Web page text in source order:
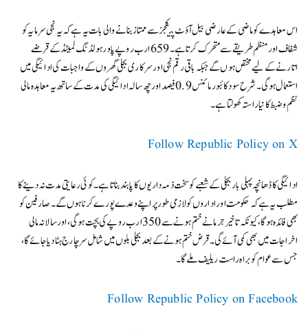
اس معاہدے کو ماضی کے عارضی بیل آؤٹ پیکجز سے ممتاز بنانے والی بات یہ ہے کہ یہ نجی سرمایہ کو
شفاف اور منظم طریقے سے متحرک کرتا ہے۔ 659 ارب روپے پاور ہولڈنگ لمیٹڈ کے قرضے
اتارنے کے لیے مختص ہوں گے جبکہ باقی رقم نجی اور سرکاری بجلی گھروں کے واجبات کی ادائیگی میں
استعمال ہوگی۔ شرح سود کائبور مائنس 0.9 فیصد اور چھ سالہ ادائیگی کی مدت کے ساتھ یہ معاہدہ مالی
نظم و ضبط کا نیا راستہ کھولتا ہے۔
Follow Republic Policy on X
ادائیگی کا ڈھانچہ پہلی بار بجلی کے شعبے کو سخت ذمہ داریوں کا پابند بناتا ہے۔ کوئی رعایتی مدت نہ دینے کا
مطلب یہ ہے کہ حکومت اور اداروں کو لازمی طور پر اپنے وعدے پورے کرنا ہوں گے۔ صارفین کو
بھی فائدہ ہوگا، کیونکہ تاخیر جرمانے ختم ہونے سے 350 ارب روپے کی بچت ہوگی، اور سالانہ مالی
اخراجات میں بھی کمی آئے گی۔ قرض ختم ہونے کے بعد بجلی بلوں میں شامل سرچارج ہٹا دیا جائے گا،
جس سے عوام کو براہ راست ریلیف ملے گا۔
Follow Republic Policy on Facebook